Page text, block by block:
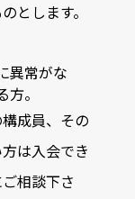
とします。
異常がな
。
成員、その
は入会でき
相談下さ